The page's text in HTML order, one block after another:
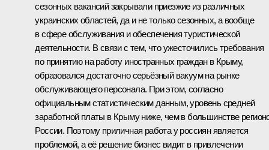
сезонных вакансий закрывали приезжие из различных
украинских областей, да и не только сезонных, а вообще
в сфере обслуживания и обеспечения туристической
деятельности. В связи с тем, что ужесточились требования
по принятию на работу иностранных граждан в Крыму,
образовался достаточно серьёзный вакуум на рынке
обслуживающего персонала. При этом, согласно
официальным статистическим данным, уровень средней
заработной платы в Крыму ниже, чем в большинстве
России. Поэтому приличная работа у россиян является
проблемой, а её решение бизнес видит в привлечении